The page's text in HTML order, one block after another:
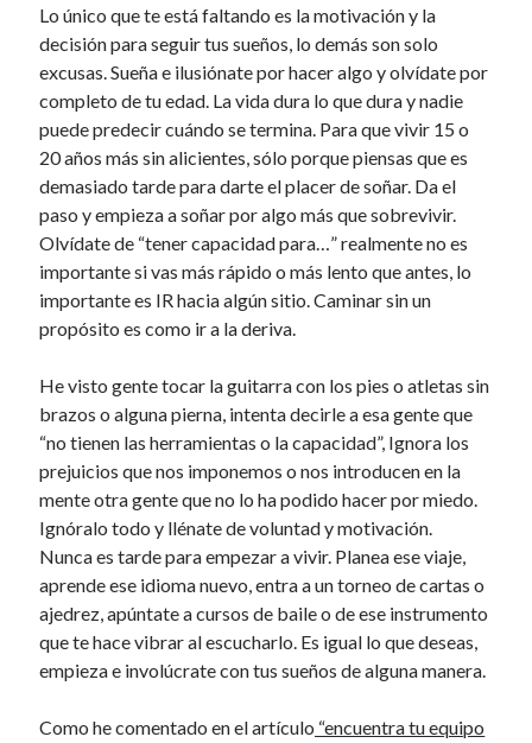
Lo único que te está faltando es la motivación y la
decisión para seguir tus sueños, lo demás son solo
excusas. Sueña e ilusiónate por hacer algo y olvídate por
completo de tu edad. La vida dura lo que dura y nadie
puede predecir cuándo se termina. Para que vivir 15 o
20 años más sin alicientes, sólo porque piensas que es
demasiado tarde para darte el placer de soñar. Da el
paso y empieza a soñar por algo más que sobrevivir.
Olvídate de “tener capacidad para…” realmente no es
importante si vas más rápido o más lento que antes, lo
importante es IR hacia algún sitio. Caminar sin un
propósito es como ir a la deriva.
He visto gente tocar la guitarra con los pies o atletas sin
brazos o alguna pierna, intenta decirle a esa gente que
“no tienen las herramientas o la capacidad”, Ignora los
prejuicios que nos imponemos o nos introducen en la
mente otra gente que no lo ha podido hacer por miedo.
Ignóralo todo y llénate de voluntad y motivación.
Nunca es tarde para empezar a vivir. Planea ese viaje,
aprende ese idioma nuevo, entra a un torneo de cartas o
ajedrez, apúntate a cursos de baile o de ese instrumento
que te hace vibrar al escucharlo. Es igual lo que deseas,
empieza e involúcrate con tus sueños de alguna manera.
Como he comentado en el artículo “encuentra tu equipo